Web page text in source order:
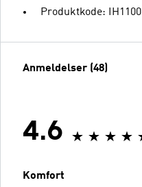
Produktkode: IH1100
Anmeldelser (48)
4.6
Komfort